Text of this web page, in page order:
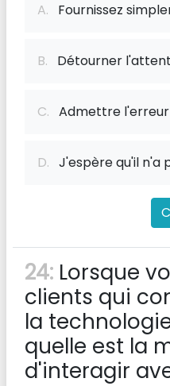
A. Fournissez
B. Détourner
C. Admettre
D. J'espère qu'il n'a
24: Lorsque
clients qui
la
quelle est la
d'interagir